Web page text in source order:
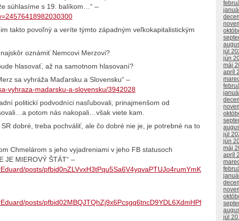
súhlasíme s 19. balíkom…“ –
takto povoľný a veríte týmto západným veľkokapitalistickým
oznámiť Nemcovi Merzovi?
hlasovať, až na samotnom hlasovaní?
sa vyhráža Maďarsku a Slovensku“ –
vyhraza-madarsku-a-slovensku/3942028
politickí podvodníci nasľubovali, prinajmenšom od
potom nás nakopali…však viete kam.
dobré, treba pochváliť, ale čo dobré nie je, je potrebné na to
Chmelárom s jeho vyjadreniami v jeho FB statusoch
JE MIEROVÝ ŠTÁT“ –
posts/
posts/
júl
jún
máj
apríl
júl
jún
máj
apríl
júl